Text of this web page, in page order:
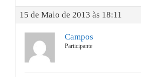
15 de Maio de 2013 às 18:11
Campos
Participante